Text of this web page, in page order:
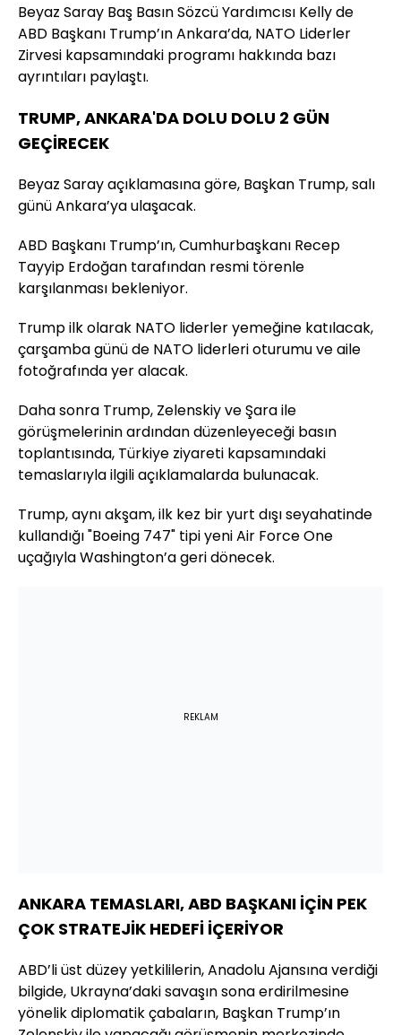
Beyaz Saray Baş Basın Sözcü Yardımcısı Kelly de
ABD Başkanı Trump’ın Ankara’da, NATO Liderler
Zirvesi kapsamındaki programı hakkında bazı
ayrıntıları paylaştı.
TRUMP, ANKARA'DA DOLU DOLU 2 GÜN
GEÇİRECEK
Beyaz Saray açıklamasına göre, Başkan Trump, salı
günü Ankara’ya ulaşacak.
ABD Başkanı Trump’ın, Cumhurbaşkanı Recep
Tayyip Erdoğan tarafından resmi törenle
karşılanması bekleniyor.
Trump ilk olarak NATO liderler yemeğine katılacak,
çarşamba günü de NATO liderleri oturumu ve aile
fotoğrafında yer alacak.
Daha sonra Trump, Zelenskiy ve Şara ile
görüşmelerinin ardından düzenleyeceği basın
toplantısında, Türkiye ziyareti kapsamındaki
temaslarıyla ilgili açıklamalarda bulunacak.
Trump, aynı akşam, ilk kez bir yurt dışı seyahatinde
kullandığı "Boeing 747" tipi yeni Air Force One
uçağıyla Washington’a geri dönecek.
REKLAM
ANKARA TEMASLARI, ABD BAŞKANI İÇİN PEK
ÇOK STRATEJİK HEDEFİ İÇERİYOR
ABD’li üst düzey yetkililerin, Anadolu Ajansına verdiği
bilgide, Ukrayna’daki savaşın sona erdirilmesine
yönelik diplomatik çabaların, Başkan Trump’ın